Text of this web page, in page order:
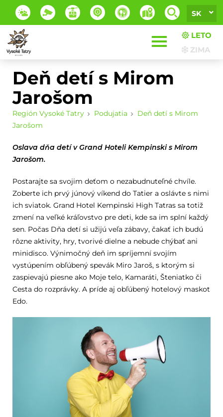
SK
LETO
ZIMA
Deň detí s Mirom
Jarošom
Región Vysoké Tatry Podujatia
Deň detí s Mirom
Jarošom
Oslava dňa detí v Grand Hoteli Kempinski s Mirom
Jarošom.
Postarajte sa svojim deťom o nezabudnuteľné chvíle.
Zoberte ich prvý júnový víkend do Tatier a oslávte s nimi
ich sviatok. Grand Hotel Kempinski High Tatras sa totiž
zmení na veľké kráľovstvo pre deti, kde sa im splní každý
sen. Počas Dňa detí si užijú veľa zábavy, čakať ich budú
rôzne aktivity, hry, tvorivé dielne a nebude chýbať ani
minidisco. Výnimočný deň im spríjemní svojím
vystúpením obľúbený spevák Miro Jaroš, s ktorým si
zaspievajú piesne ako Moje telo, Kamaráti, Šteniatko či
Cesta do rozprávky. A príde aj obľúbený hotelový maskot
Edo.